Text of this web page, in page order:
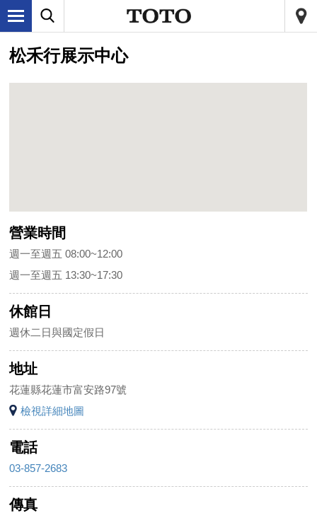
松禾行展示中心
營業時間
週一至週五 08:00~12:00
週一至週五 13:30~17:30
休館日
週休二日與國定假日
地址
花蓮縣花蓮市富安路97號
檢視詳細地圖
電話
03-857-2683
傳真